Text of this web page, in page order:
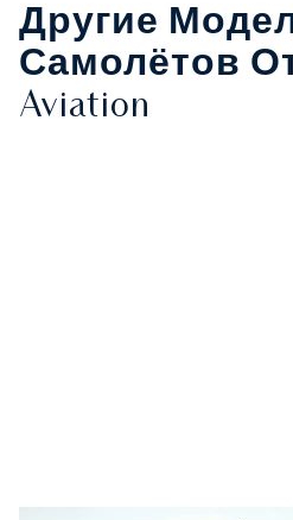
Другие
Самолётов От
Aviation